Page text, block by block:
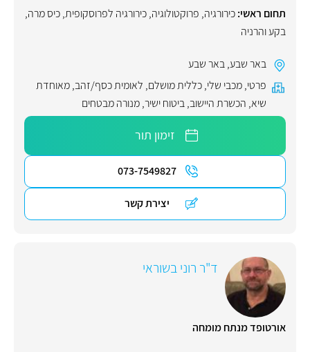
תחום ראשי:כירורגיה, פרוקטולוגיה,כירורגיה לפרוסקופית,כיס מרה,
בקע והרניה
באר שבע,באר שבע
פרטי,מכבי שלי,כללית מושלם, לאומית כסף/זהב,מאוחדת
שיא, הכשרת היישוב,ביטוח ישיר,מנורה מבטחים
זימון תור
073-7549827
יצירת קשר
ד"ר רוני בשוראי
אורטופד מנתח מומחה